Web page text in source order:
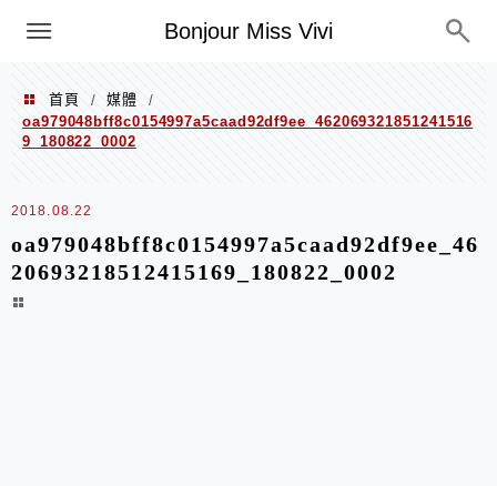
Bonjour Miss Vivi
選單
首頁 / 媒體
/
oa979048bff8c0154997a5caad92df9ee_462069321851241516
9_180822_0002
2018.08.22
oa979048bff8c0154997a5caad92df9ee_46
20693218512415169_180822_0002